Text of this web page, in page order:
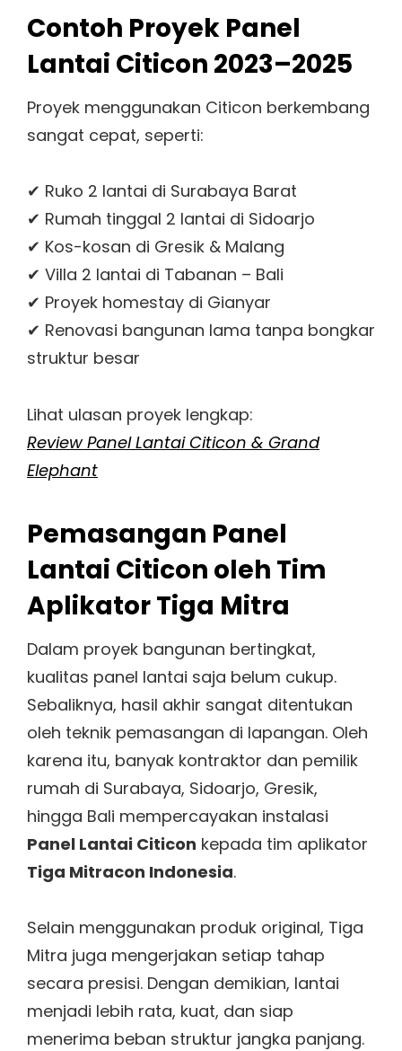
Contoh Proyek Panel
Lantai Citicon 2023–2025
Proyek menggunakan Citicon berkembang
sangat cepat, seperti:
✔ Ruko 2 lantai di Surabaya Barat
✔ Rumah tinggal 2 lantai di Sidoarjo
✔ Kos-kosan di Gresik & Malang
✔ Villa 2 lantai di Tabanan – Bali
✔ Proyek homestay di Gianyar
✔ Renovasi bangunan lama tanpa bongkar
struktur besar
Lihat ulasan proyek lengkap:
Review Panel Lantai Citicon & Grand
Elephant
Pemasangan Panel
Lantai Citicon oleh Tim
Aplikator Tiga Mitra
Dalam proyek bangunan bertingkat,
kualitas panel lantai saja belum cukup.
Sebaliknya, hasil akhir sangat ditentukan
oleh teknik pemasangan di lapangan. Oleh
karena itu, banyak kontraktor dan pemilik
rumah di Surabaya, Sidoarjo, Gresik,
hingga Bali mempercayakan instalasi
Panel Lantai Citicon kepada tim aplikator
Tiga Mitracon Indonesia.
Selain menggunakan produk original, Tiga
Mitra juga mengerjakan setiap tahap
secara presisi. Dengan demikian, lantai
menjadi lebih rata, kuat, dan siap
menerima beban struktur jangka panjang.